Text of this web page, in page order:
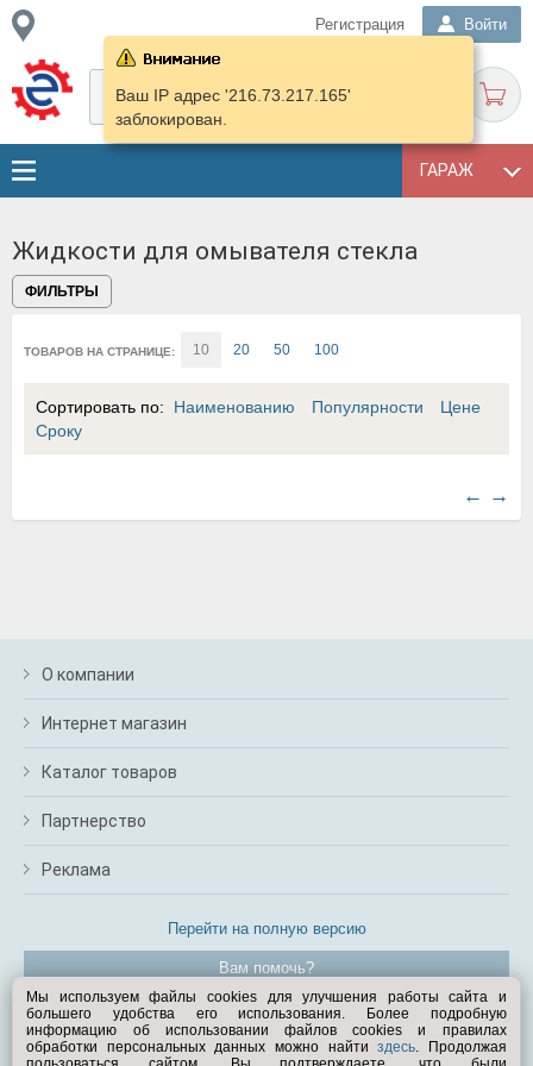
Регистрация Войти
ГАРАЖ
Ваш IP адрес '216.73.217.165'
заблокирован.
Жидкости для омывателя стекла
ФИЛЬТРЫ
ТОВАРОВ НА СТРАНИЦЕ: 10 20 50 100
Сортировать по: Наименованию Популярности
Цене
Сроку
← →
О компании
Интернет магазин
Каталог товаров
Партнерство
Реклама
Перейти на полную версию
Вам помочь?
© Exist.ru 1998—2026
Мы используем файлы cookies для улучшения работы сайта и
большего удобства его использования. Более подробную
информацию об использовании файлов cookies и правилах
обработки персональных данных можно найтиздесь. Продолжая